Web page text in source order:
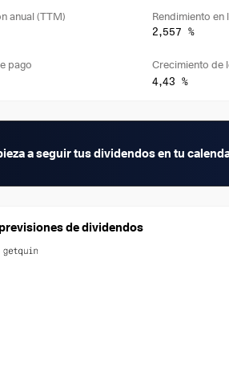
anual (TTM)
2,557 %
pago
Crecimiento de
4,43 %
a seguir tus dividendos en tu
de dividendos